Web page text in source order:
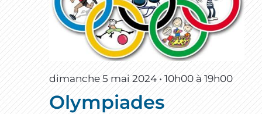
dimanche 5 mai 2024 • 10h00 à19h00
Olympiades